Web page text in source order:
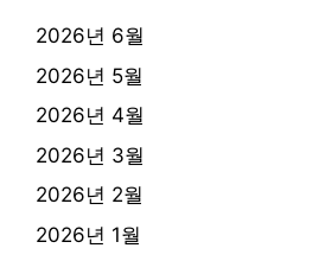
2026년 6월
2026년 5월
2026년 4월
2026년 3월
2026년 2월
2026년 1월